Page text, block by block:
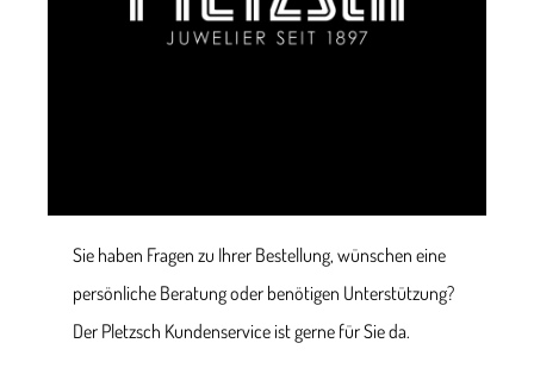
Sie haben Fragen zu Ihrer Bestellung, wünschen eine
persönliche Beratung oder benötigen Unterstützung?
Der Pletzsch Kundenservice ist gerne für Sie da.